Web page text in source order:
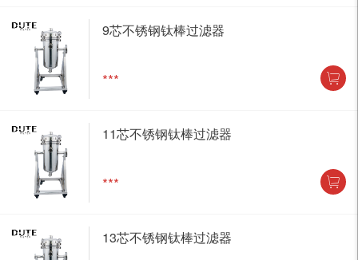
9芯不锈钢钛棒过滤器
***
11芯不锈钢钛棒过滤器
***
13芯不锈钢钛棒过滤器